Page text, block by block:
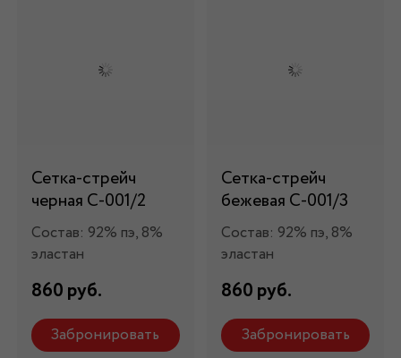
Сетка-стрейч
черная С-001/2
Состав: 92% пэ, 8%
эластан
860 руб.
Забронировать
Сетка-стрейч
бежевая С-001/3
Состав: 92% пэ, 8%
эластан
860 руб.
Забронировать